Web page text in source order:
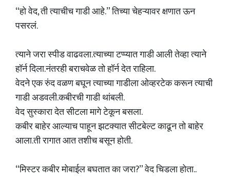
“हो वेद, ती त्याचीच गाडी आहे.” तिच्या चेहऱ्यावर क्षणात ऊन
पसरलं.
त्याने जरा स्पीड वाढवला.त्याच्या टप्प्यात गाडी आली तेव्हा त्याने
हॉर्न दिला.नंतरही बराचवेळ तो हॉर्न देत राहिला.
वेदने एक रुंद वळण बघून त्याच्या गाडीला ओव्हरटेक करून त्याची
गाडी अडवली.कबीरची गाडी थांबली.
वेद सुस्कारा देत सीटला मागे टेकून बसला.
कबीर बाहेर आल्याच पाहून झटक्यात सीटबेल्ट काढून तो बाहेर
आला.ती रागात आत तशीच बसून होती.
“मिस्टर कबीर मोबाईल बघतात का जरा?” वेद चिडला होता..